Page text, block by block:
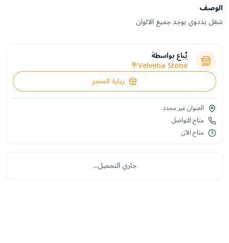
الوصف
شغل يددوي يوجد جميع الالوان
يُباع بواسطة
Velvetia Stone💐
زيارة المتجر
العنوان غير محدد
متاح للتواصل
متاح الآن
جاري التحميل...